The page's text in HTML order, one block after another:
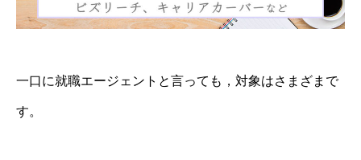
一口に就職エージェントと言っても，対象はさまざまで
す。